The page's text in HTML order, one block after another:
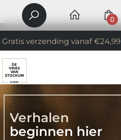
Gratis verzending vanaf €24,99
0
Verhalen
beginnen hier